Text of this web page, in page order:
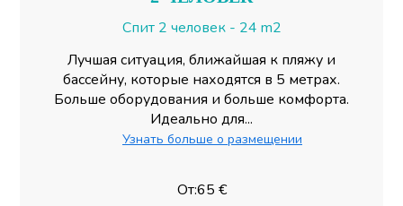
Спит 2 человек - 24 m2
Лучшая ситуация, ближайшая к пляжу и
бассейну, которые находятся в 5 метрах.
Больше оборудования и больше комфорта.
Идеально для...
Узнать больше о размещении
От:65 €